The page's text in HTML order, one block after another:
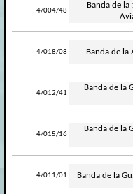
4/004/48
Banda de la
4/018/08 Banda de la
4/012/41
Banda de la
4/015/16
Banda de la
4/011/01 Banda de la